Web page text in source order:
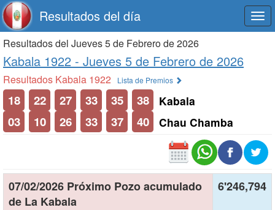
Resultados del día
Resultados del Jueves 5 de Febrero de 2026
Kabala 1922 - Jueves 5 de Febrero de 2026
Resultados Kabala 1922 Lista de Premios
18 22 27 33 35 38 Kabala
03 10 26 33 37 40 Chau Chamba
07/02/2026 Próximo Pozo acumulado
de La Kabala
6'246,794